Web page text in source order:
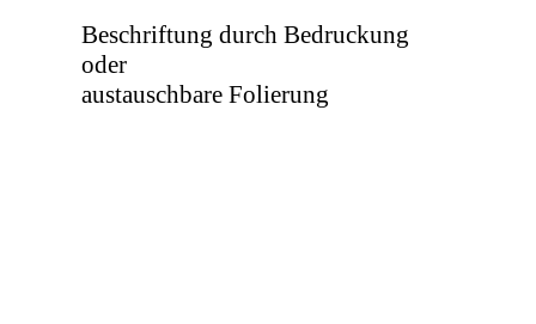
Beschriftung durch Bedruckung
oder
austauschbare Folierung